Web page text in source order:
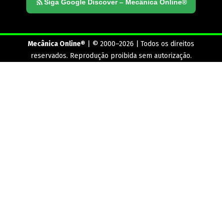
Siga Google Discover – Mecânica Online®
Mecânica Online® | © 2000–2026 | Todos os direitos
reservados. Reprodução proibida sem autorização.